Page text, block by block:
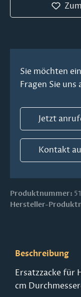
Sie möchten
Fragen Sie uns
Jetzt
Kontakt
Produktnummer:
Hersteller-
Beschreibung
Ersatzzacke für
cm